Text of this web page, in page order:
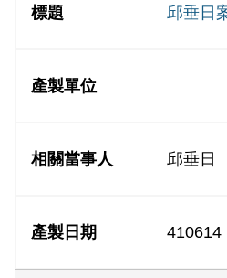
邱垂日
邱垂日
410614